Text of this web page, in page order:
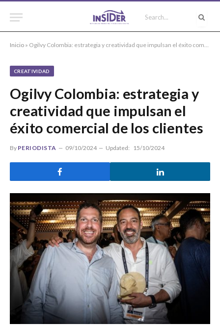
Inicio » Ogilvy Colombia: estrategia y creatividad que impulsan el éxito comercial de los clientes
CREATIVIDAD
Ogilvy Colombia: estrategia y
creatividad que impulsan el
éxito comercial de los clientes
By PERIODISTA 09/10/2024 Updated: 15/10/2024